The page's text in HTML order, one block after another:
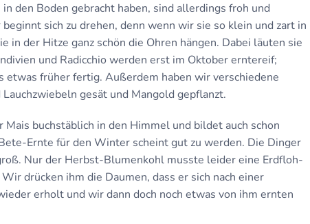
den Boden gebracht haben, sind allerdings froh und
sich zu drehen, denn wenn wir sie so klein und zart in
in der Hitze ganz schön die Ohren hängen. Dabei läuten sie
und Radicchio werden erst im Oktober erntereif;
etwas früher fertig. Außerdem haben wir verschiedene
gesät und Mangold gepflanzt.
buchstäblich in den Himmel und bildet auch schon
Ernte für den Winter scheint gut zu werden. Die Dinger
Nur der Herbst-Blumenkohl musste leider eine Erdfloh-
drücken ihm die Daumen, dass er sich nach einer
erholt und wir dann doch noch etwas von ihm ernten